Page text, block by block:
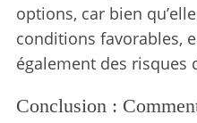
options, car bien
conditions favorables,
également des risques
Conclusion :